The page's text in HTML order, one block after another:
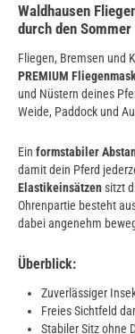
Waldhausen
durch den Sommer
Fliegen, Bremsen und
PREMIUM
und Nüstern deines
Weide, Paddock und
Ein formstabiler
damit dein Pferd
Elastikeinsätzensitzt
Ohrenpartie besteht
dabei angenehm
Überblick:
Zuverlässiger
Freies Sichtfeld
Stabiler Sitz ohne